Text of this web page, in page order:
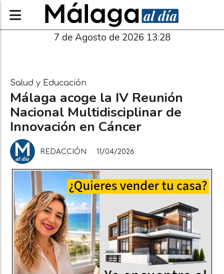
7 de Agosto de 2026 13:28
Málaga acoge la IV Reunión
Nacional Multidisciplinar de
Innovación en Cáncer
Salud y Educación
11/04/2026
REDACCIÓN